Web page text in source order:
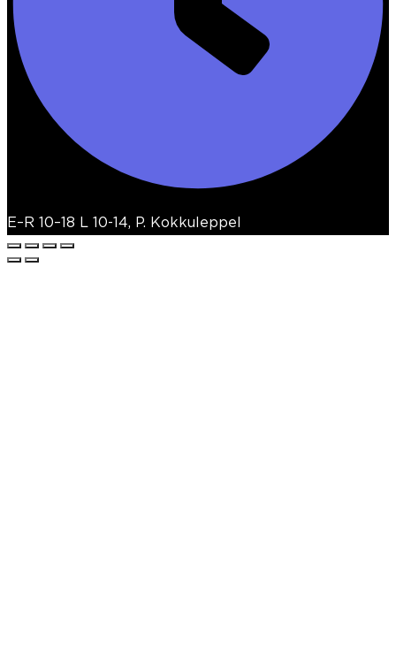
E–R 10–18 L 10-14, P. Kokkuleppel